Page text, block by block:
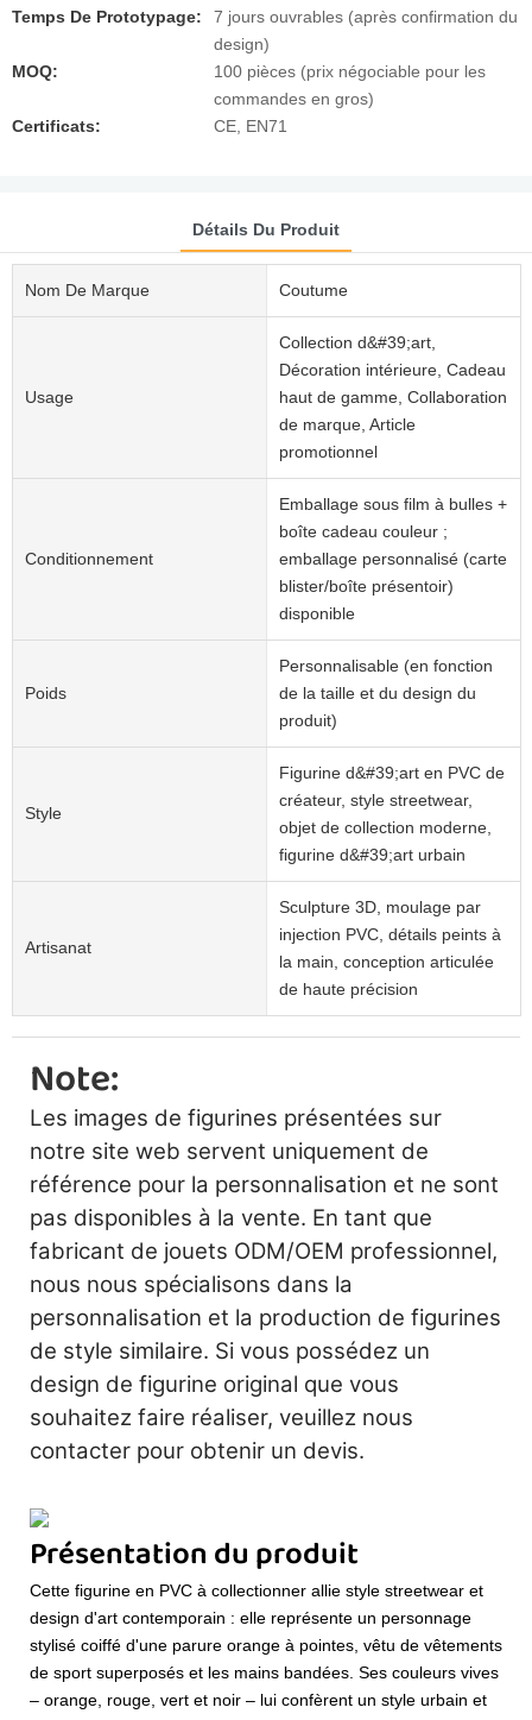
Temps De Prototypage:
7 jours ouvrables (après confirmation du
design)
MOQ:
100 pièces (prix négociable pour les
commandes en gros)
Certificats:
CE, EN71
Détails Du Produit
Nom De Marque Coutume
Usage
Collection d&#39;art,
Décoration intérieure, Cadeau
haut de gamme, Collaboration
de marque, Article
promotionnel
Conditionnement
Emballage sous film à bulles +
boîte cadeau couleur ;
emballage personnalisé (carte
blister/boîte présentoir)
disponible
Poids
Personnalisable (en fonction
de la taille et du design du
produit)
Style
Figurine d&#39;art en PVC de
créateur, style streetwear,
objet de collection moderne,
figurine d&#39;art urbain
Artisanat
Sculpture 3D, moulage par
injection PVC, détails peints à
la main, conception articulée
de haute précision
Note:
Les images de figurines présentées sur
notre site web servent uniquement de
référence pour la personnalisation et ne sont
pas disponibles à la vente. En tant que
fabricant de jouets ODM/OEM professionnel,
nous nous spécialisons dans la
personnalisation et la production de figurines
de style similaire. Si vous possédez un
design de figurine original que vous
souhaitez faire réaliser, veuillez nous
contacter pour obtenir un devis.
Présentation du produit
Cette figurine en PVC à collectionner allie style streetwear et
design d'art contemporain : elle représente un personnage
stylisé coiffé d'une parure orange à pointes, vêtu de vêtements
de sport superposés et les mains bandées. Ses couleurs vives
– orange, rouge, vert et noir – lui confèrent un style urbain et